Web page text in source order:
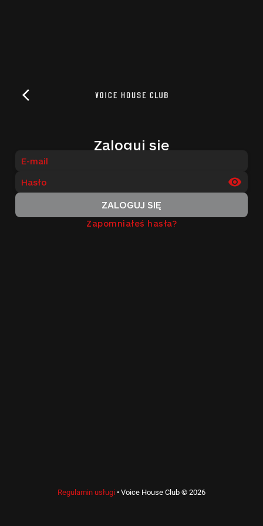
Zaloguj się
ZALOGUJ SIĘ
Zapomniałeś hasła?
Regulamin usługi • Voice House Club © 2026